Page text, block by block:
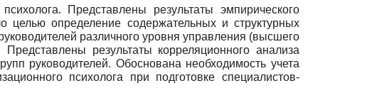
Представлены результаты эмпирического
целью определение содержательных и структурных
различного уровня управления (высшего
результаты корреляционного анализа
руководителей. Обоснована необходимость учета
психолога при подготовке специалистов-